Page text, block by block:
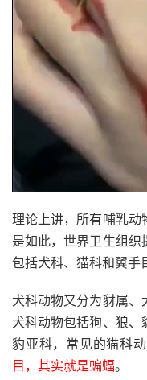
理论上讲，所有哺乳动
是如此，世界卫生组
包括犬科、猫科和翼手
犬科动物又分为豺属、
犬科动物包括狗、狼、
豹亚科，常见的猫科
目，其实就是蝙蝠。